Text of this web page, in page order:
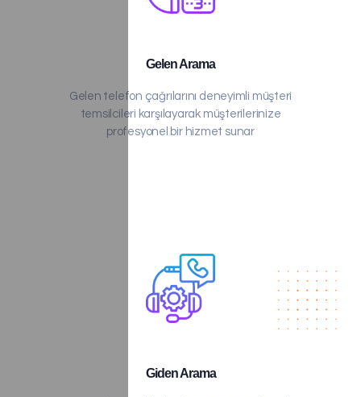
Gelen Arama
Gelen telefon çağrılarını deneyimli müşteri
temsilcileri karşılayarak müşterilerinize
profesyonel bir hizmet sunar
Giden Arama